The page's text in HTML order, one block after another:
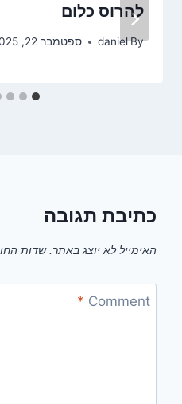
להרוס כלום
By
daniel ספטמבר 22, 2025
כתיבת תגובה
האימייל לא יוצג באתר. שדות
Comment
*